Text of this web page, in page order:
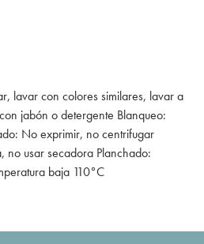
lavar con colores similares, lavar a
jabón o detergente Blanqueo:
No exprimir, no centrifugar
no usar secadora Planchado:
baja 110°C